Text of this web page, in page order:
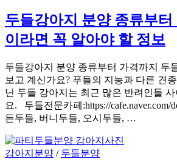
두들강아지 분양 종류부
이라면 꼭 알아야 할 정보
두들강아지 분양 종류부터 가격까지 두
보고 계신가요? 푸들의 지능과 다른 견
닌 두들 강아지는 최근 많은 반려인들
요. 두들전문카페:https://cafe.naver.com/
든두들, 버니두들, 오시두들, …
강아지분양 / 두들분양